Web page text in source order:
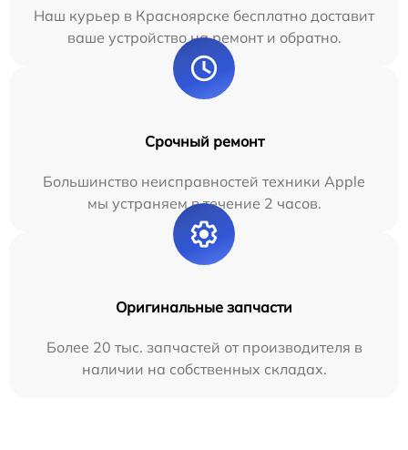
Наш курьер в Красноярске бесплатно доставит
ваше устройство на ремонт и обратно.
Срочный ремонт
Большинство неисправностей техники Apple
мы устраняем в течение 2 часов.
Оригинальные запчасти
Более 20 тыс. запчастей от производителя в
наличии на собственных складах.